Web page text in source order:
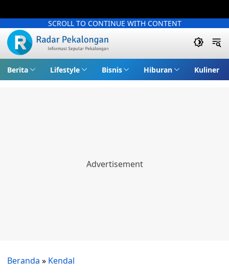
SCROLL TO CONTINUE WITH CONTENT
Berita Lifestyle Bisnis Hiburan Kuliner
Beranda » Kendal